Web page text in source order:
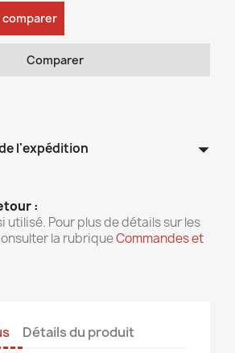
Comparer
l'expédition arrow_drop_down
:
utilisé. Pour plus de détails sur les
la rubriqueCommandes et
Détails du produit